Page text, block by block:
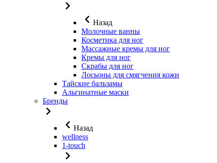
Назад
Молочные ванны
Косметика для ног
Массажные кремы для ног
Кремы для ног
Скрабы для ног
Лосьоны для смягчения кожи
Тайские бальзамы
Альгинатные маски
Бренды
Назад
wellness
1-touch